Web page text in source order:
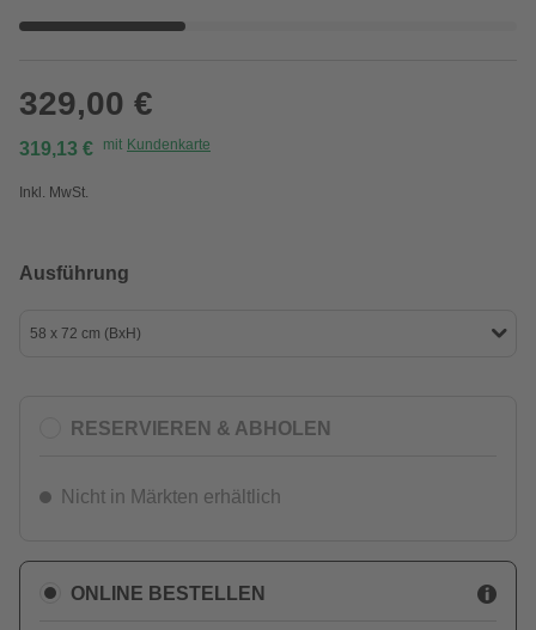
329,00 €
319,13 € mit Kundenkarte
Inkl. MwSt.
Ausführung
58 x 72 cm (BxH)
RESERVIEREN & ABHOLEN
Nicht in Märkten erhältlich
ONLINE BESTELLEN